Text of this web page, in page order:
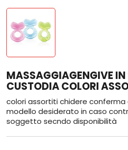
MASSAGGIAGENGIVE
CUSTODIA COLORI
colori assortiti chidere
modello desiderato in caso
soggetto secndo disponibilità